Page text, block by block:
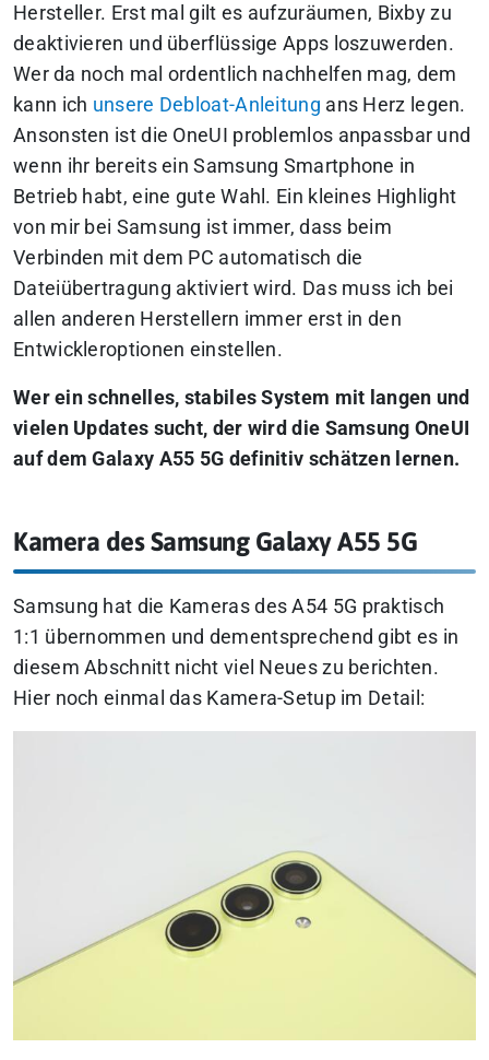
Hersteller. Erst mal gilt es aufzuräumen, Bixby zu
deaktivieren und überflüssige Apps loszuwerden.
Wer da noch mal ordentlich nachhelfen mag, dem
kann ich unsere Debloat-Anleitung ans Herz legen.
Ansonsten ist die OneUI problemlos anpassbar und
wenn ihr bereits ein Samsung Smartphone in
Betrieb habt, eine gute Wahl. Ein kleines Highlight
von mir bei Samsung ist immer, dass beim
Verbinden mit dem PC automatisch die
Dateiübertragung aktiviert wird. Das muss ich bei
allen anderen Herstellern immer erst in den
Entwickleroptionen einstellen.
Wer ein schnelles, stabiles System mit langen und
vielen Updates sucht, der wird die Samsung OneUI
auf dem Galaxy A55 5G definitiv schätzen lernen.
Kamera des Samsung Galaxy A55 5G
Samsung hat die Kameras des A54 5G praktisch
1:1 übernommen und dementsprechend gibt es in
diesem Abschnitt nicht viel Neues zu berichten.
Hier noch einmal das Kamera-Setup im Detail: